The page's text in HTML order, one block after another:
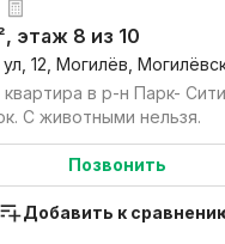
этаж 8 из 10
12, Могилёв,
в р-н Парк-
С животными нельзя.
Позвонить
Добавить к